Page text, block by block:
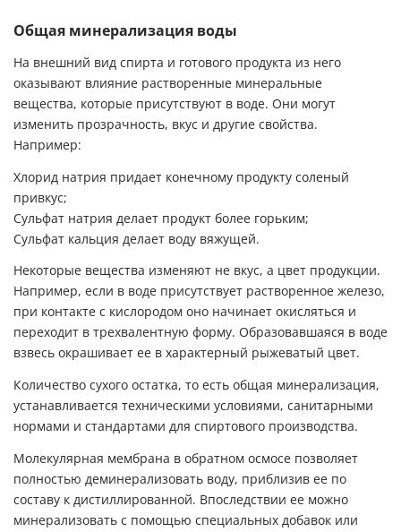
Общая минерализация воды
На внешний вид спирта и готового продукта из него
оказывают влияние растворенные минеральные
вещества, которые присутствуют в воде. Они могут
изменить прозрачность, вкус и другие свойства.
Например:
Хлорид натрия придает конечному продукту соленый
привкус;
Сульфат натрия делает продукт более горьким;
Сульфат кальция делает воду вяжущей.
Некоторые вещества изменяют не вкус, а цвет продукции.
Например, если в воде присутствует растворенное железо,
при контакте с кислородом оно начинает окисляться и
переходит в трехвалентную форму. Образовавшаяся в воде
взвесь окрашивает ее в характерный рыжеватый цвет.
Количество сухого остатка, то есть общая минерализация,
устанавливается техническими условиями, санитарными
нормами и стандартами для спиртового производства.
Молекулярная мембрана в обратном осмосе позволяет
полностью деминерализовать воду, приблизив ее по
составу к дистиллированной. Впоследствии ее можно
минерализовать с помощью специальных добавок или